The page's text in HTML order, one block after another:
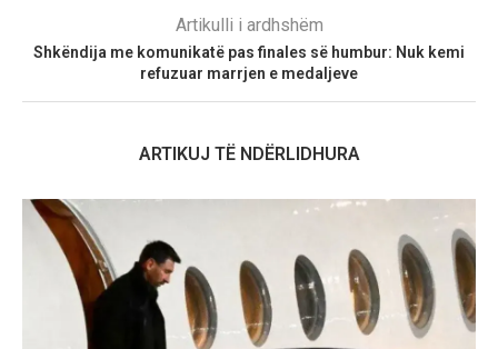
Artikulli i ardhshëm
Shkëndija me komunikatë pas finales së humbur: Nuk kemi
refuzuar marrjen e medaljeve
ARTIKUJ TË NDËRLIDHURA